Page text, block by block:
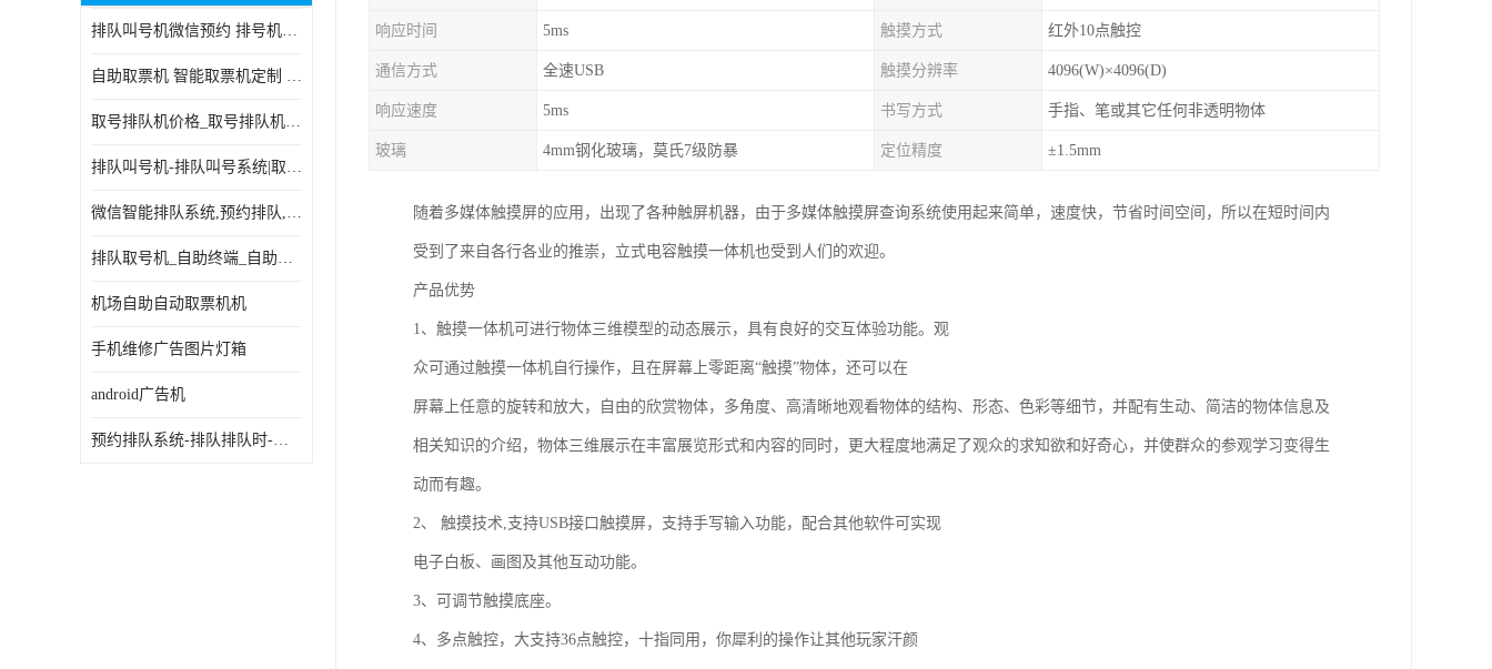
电子白板
自助服务终端
排队叫号机微信预约 排号机诊所 行政大厅营业厅取号机
自助取票机 智能取票机定制 款式多样
取号排队机价格_取号排队机报价_取号排队机多少钱
排队叫号机-排队叫号系统|取号机-液晶拼接屏-自助终端机
微信智能排队系统,预约排队,扫码排队,微信叫号
排队取号机_自助终端_自助签到一体机 支持定做
机场自助自动取票机机
手机维修广告图片灯箱
android广告机
预约排队系统-排队排队时-排动排号系统和排队的使用方法
响应时间 5ms 触摸方式 红外10点触控
通信方式 全速USB 触摸分辨率 4096(W)×4096(D)
响应速度 5ms 书写方式 手指、笔或其它任何非透明物体
玻璃 4mm钢化玻璃，莫氏7级防暴 定位精度 ±1.5mm
随着多媒体触摸屏的应用，出现了各种触屏机器，由于多媒体触摸屏查询系统使用起来简单，速度快，节省时间空间，所以在短时间内
受到了来自各行各业的推崇，立式电容触摸一体机也受到人们的欢迎。
产品优势
1、触摸一体机可进行物体三维模型的动态展示，具有良好的交互体验功能。观
众可通过触摸一体机自行操作，且在屏幕上零距离“触摸”物体，还可以在
屏幕上任意的旋转和放大，自由的欣赏物体，多角度、高清晰地观看物体的结构、形态、色彩等细节，并配有生动、简洁的物体信息及
相关知识的介绍，物体三维展示在丰富展览形式和内容的同时，更大程度地满足了观众的求知欲和好奇心，并使群众的参观学习变得生
动而有趣。
2、 触摸技术,支持USB接口触摸屏，支持手写输入功能，配合其他软件可实现
电子白板、画图及其他互动功能。
3、可调节触摸底座。
4、多点触控，大支持36点触控，十指同用，你犀利的操作让其他玩家汗颜